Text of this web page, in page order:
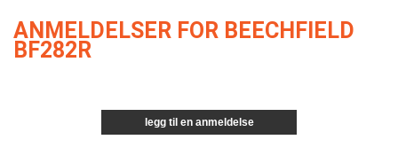
ANMELDELSER FOR BEECHFIELD
BF282R
legg til en anmeldelse